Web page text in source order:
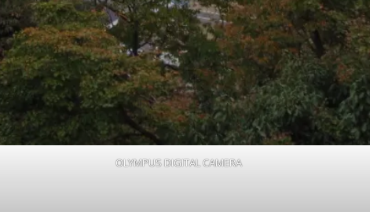
OLYMPUS DIGITAL CAMERA